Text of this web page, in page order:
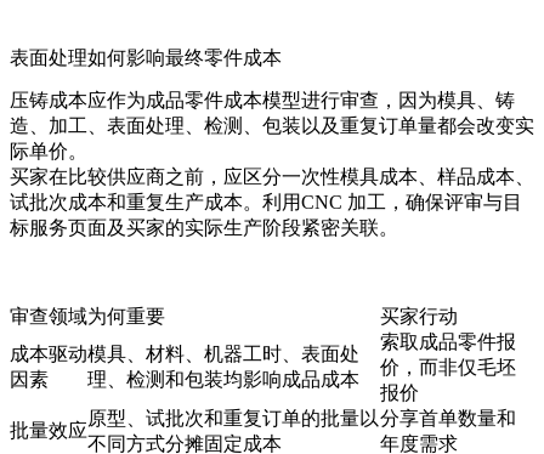
表面处理如何影响最终零件成本
压铸成本应作为成品零件成本模型进行审查，因为模具、铸
造、加工、表面处理、检测、包装以及重复订单量都会改变实
际单价。
买家在比较供应商之前，应区分一次性模具成本、样品成本、
试批次成本和重复生产成本。利用CNC 加工 ，确保评审与目
标服务页面及买家的实际生产阶段紧密关联。
审查领域为何重要
买家行动
成本驱动
因素
模具、材料、机器工时、表面处
理、检测和包装均影响成品成本
索取成品零件报
价，而非仅毛坯
报价
批量效应
原型、试批次和重复订单的批量以
不同方式分摊固定成本
分享首单数量和
年度需求